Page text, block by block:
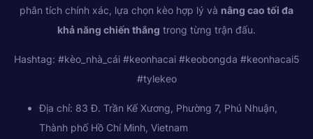
phân tích chính xác, lựa chọn kèo hợp lý và nâng cao tối đa
khả năng chiến thắng trong từng trận đấu.
Hashtag: #kèo_nhà_cái #keonhacai #keobongda #keonhacai5
#tylekeo
Địa chỉ: 83 Đ. Trần Kế Xương, Phường 7, Phú Nhuận,
Thành phố Hồ Chí Minh, Vietnam